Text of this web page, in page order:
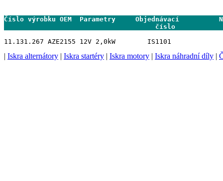
Číslo výrobku OEM  Parametry
| Iskra alternátory | Iskra startéry | Iskra motory | Iskra náhradní díly |